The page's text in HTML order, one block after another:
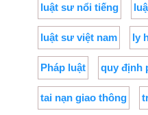
luật sư nổi tiếng
luật sư việt nam ly
Pháp luật quy định
tai nạn giao thông